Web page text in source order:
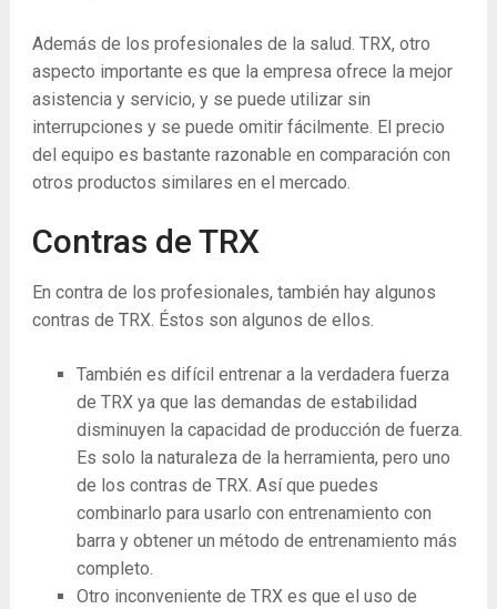
Además de los profesionales de la salud. TRX, otro
aspecto importante es que la empresa ofrece la mejor
asistencia y servicio, y se puede utilizar sin
interrupciones y se puede omitir fácilmente. El precio
del equipo es bastante razonable en comparación con
otros productos similares en el mercado.
Contras de TRX
En contra de los profesionales, también hay algunos
contras de TRX. Éstos son algunos de ellos.
También es difícil entrenar a la verdadera fuerza
de TRX ya que las demandas de estabilidad
disminuyen la capacidad de producción de fuerza.
Es solo la naturaleza de la herramienta, pero uno
de los contras de TRX. Así que puedes
combinarlo para usarlo con entrenamiento con
barra y obtener un método de entrenamiento más
completo.
Otro inconveniente de TRX es que el uso de